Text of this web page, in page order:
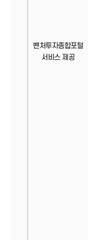
벤처투자종합포털
서비스 제공